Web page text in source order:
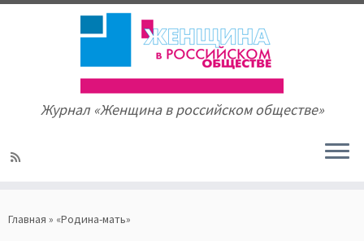
to
Журнал «Женщина в российском обществе»
Главная » «Родина-мать»